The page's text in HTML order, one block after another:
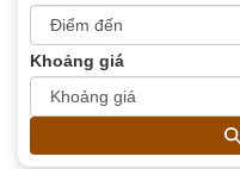
Khoảng giá